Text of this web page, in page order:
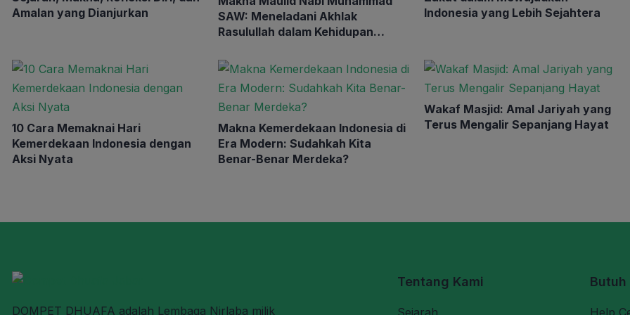
Amalan yang Dianjurkan
SAW: Meneladani Akhlak
Rasulullah dalam Kehidupan
Indonesia yang Lebih Sejahtera
10 Cara Memaknai Hari
Kemerdekaan Indonesia dengan
Aksi Nyata
Makna Kemerdekaan Indonesia di
Era Modern: Sudahkah Kita
Benar-Benar Merdeka?
Wakaf Masjid: Amal Jariyah yang
Terus Mengalir Sepanjang Hayat
DOMPET DHUAFA adalah Lembaga Nirlaba milik
Tentang Kami Butuh